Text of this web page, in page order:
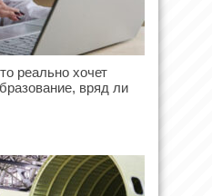
реально хочет
вряд ли